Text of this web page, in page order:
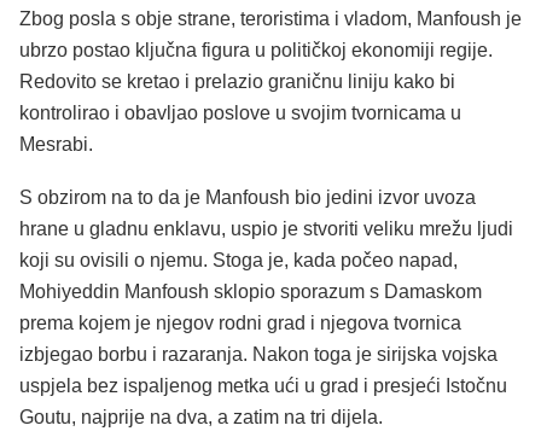
Zbog posla s obje strane, teroristima i vladom, Manfoush je
ubrzo postao ključna figura u političkoj ekonomiji regije.
Redovito se kretao i prelazio graničnu liniju kako bi
kontrolirao i obavljao poslove u svojim tvornicama u
Mesrabi.
S obzirom na to da je Manfoush bio jedini izvor uvoza
hrane u gladnu enklavu, uspio je stvoriti veliku mrežu ljudi
koji su ovisili o njemu. Stoga je, kada počeo napad,
Mohiyeddin Manfoush sklopio sporazum s Damaskom
prema kojem je njegov rodni grad i njegova tvornica
izbjegao borbu i razaranja. Nakon toga je sirijska vojska
uspjela bez ispaljenog metka ući u grad i presjeći Istočnu
Goutu, najprije na dva, a zatim na tri dijela.